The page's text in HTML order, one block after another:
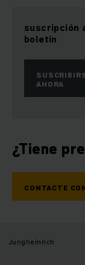
suscripción
boletín
AHORA
¿Tiene
CONTACTE
Jungheinrich